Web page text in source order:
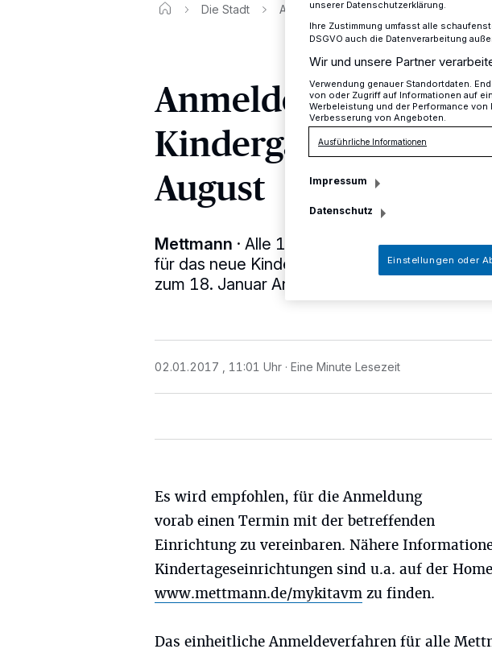
Die Stadt Anmeldefrist für einen Kindergartenplatz
Anmeldefrist für
Kindergartenplatz
August
Mettmann · Alle 16
für das neue Kindergartenjahr, das am 1.
zum 18. Januar Anmeldungen entgegen.
02.01.2017 , 11:01 Uhr Eine Minute Lesezeit
Es wird empfohlen, für die Anmeldung
vorab einen Termin mit der betreffenden
Einrichtung zu vereinbaren. Nähere
Kindertageseinrichtungen sind u.a. auf der
www.mettmann.de/mykitavm zu finden.
Das einheitliche Anmeldeverfahren für alle
unserer Datenschutzerklärung.
Ihre Zustimmung umfasst alle
DSGVO auch die Datenverarbeitung
Wir und unsere Partner
Verwendung genauer Standortdaten.
von oder Zugriff auf Informationen auf
Werbeleistung und der Performance
Verbesserung von Angeboten.
Ausführliche Informationen
Impressum
Datenschutz
Einstellungen oder